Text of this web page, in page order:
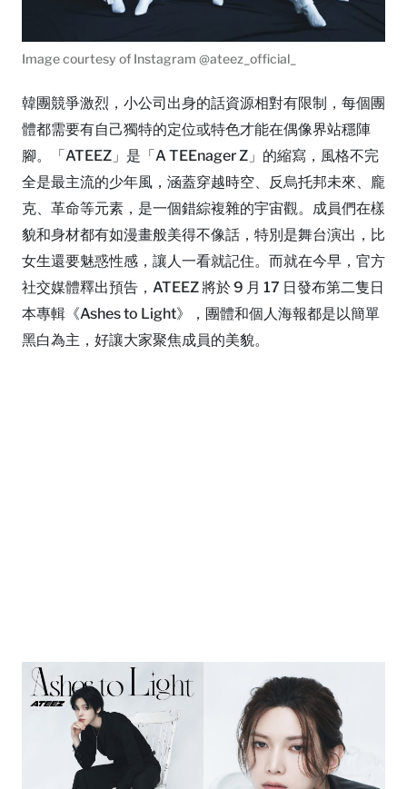
Image courtesy of Instagram @ateez_official_
韓團競爭激烈，小公司出身的話資源相對有限制，每個團
體都需要有自己獨特的定位或特色才能在偶像界站穩陣
腳。「ATEEZ」是「A TEEnager Z」的縮寫，風格不完
全是最主流的少年風，涵蓋穿越時空、反烏托邦未來、龐
克、革命等元素，是一個錯綜複雜的宇宙觀。成員們在樣
貌和身材都有如漫畫般美得不像話，特別是舞台演出，比
女生還要魅惑性感，讓人一看就記住。而就在今早，官方
社交媒體釋出預告，ATEEZ 將於 9 月 17 日發布第二隻日
本專輯《Ashes to Light》，團體和個人海報都是以簡單
黑白為主，好讓大家聚焦成員的美貌。